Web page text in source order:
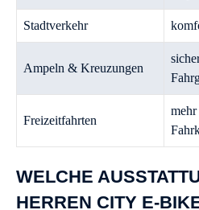
Stadtverkehr
Ampeln & Kreuzungen
Freizeitfahrten
WELCHE
HERREN CITY E-